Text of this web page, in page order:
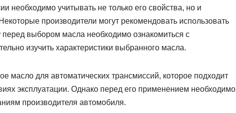
необходимо учитывать не только его свойства, но и
производители могут рекомендовать использовать
выбором масла необходимо ознакомиться с
изучить характеристики выбранного масла.
масло для автоматических трансмиссий, которое подходит
эксплуатации. Однако перед его применением необходимо
производителя автомобиля.